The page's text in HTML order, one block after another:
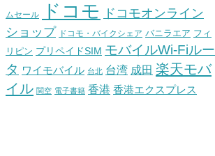
ムセール ドコモ
ドコモオンライン
ショップ ドコモ・バイクシェア バニラエア フィ
リピン プリペイドSIM モバイルWi-Fiルー
タ ワイモバイル 台北 台湾 成田 楽天モバ
イル 関空 電子書籍 香港 香港エクスプレス